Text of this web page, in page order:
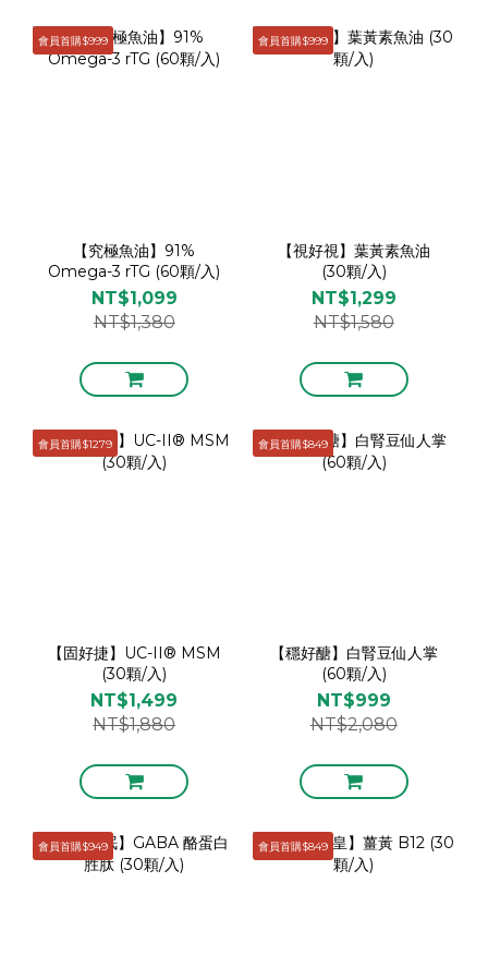
會員首購$999
【究極魚油】91%
Omega-3 rTG (60顆/入)
NT$1,099
NT$1,380
會員首購$999
【視好視】葉黃素魚油
(30顆/入)
NT$1,299
NT$1,580
會員首購$1279
【固好捷】UC-II® MSM
(30顆/入)
NT$1,499
NT$1,880
會員首購$849
【穩好醣】白腎豆仙人掌
(60顆/入)
NT$999
NT$2,080
會員首購$949 會員首購$849